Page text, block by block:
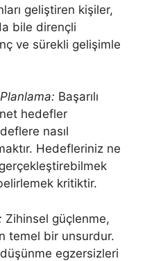
geliştiren kişiler,
bile dirençli
ve sürekli gelişimle
Başarılı
hedefler
nasıl
Hedefleriniz ne
kritiktir.
Zihinsel güçlenme,
temel bir unsurdur.
egzersizleri